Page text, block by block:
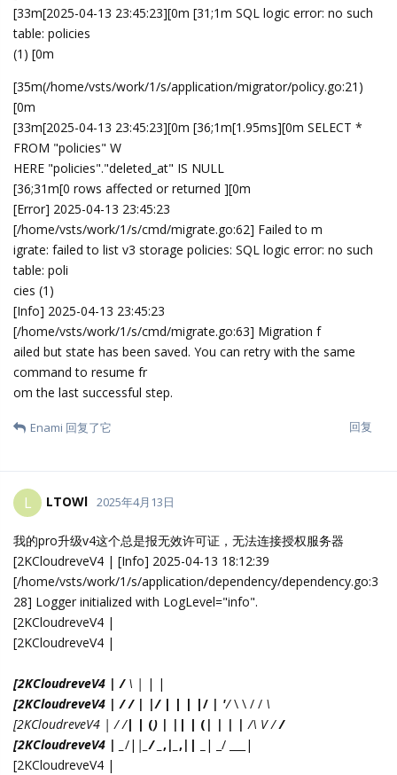
[33m[2025-04-13 23:45:23][0m [31;1m SQL logic error: no such
table: policies
(1) [0m
[35m(/home/vsts/work/1/s/application/migrator/policy.go:21)
[0m
[33m[2025-04-13 23:45:23][0m [36;1m[1.95ms][0m SELECT *
FROM "policies" W
HERE "policies"."deleted_at" IS NULL
[36;31m[0 rows affected or returned ][0m
[Error] 2025-04-13 23:45:23
[/home/vsts/work/1/s/cmd/migrate.go:62] Failed to m
igrate: failed to list v3 storage policies: SQL logic error: no such
table: poli
cies (1)
[Info] 2025-04-13 23:45:23
[/home/vsts/work/1/s/cmd/migrate.go:63] Migration f
ailed but state has been saved. You can retry with the same
command to resume fr
om the last successful step.
回复
Enami 回复了它
L LTOWl 2025年4月13日
我的pro升级v4这个总是报无效许可证，无法连接授权服务器
[2KCloudreveV4 | [Info] 2025-04-13 18:12:39
[/home/vsts/work/1/s/application/dependency/dependency.go:3
28] Logger initialized with LogLevel="info".
[2KCloudreveV4 |
[2KCloudreveV4 |
[2KCloudreveV4 | / \ | | |
[2KCloudreveV4 | / / | |/ | | | |/ | '/\ \ / / \
[2KCloudreveV4 | / /| | () | | | | ( | | | |/\ V //
[2KCloudreveV4 | _ /| |_/ _ , |_ , | | _
| _/ ___|
[2KCloudreveV4 |